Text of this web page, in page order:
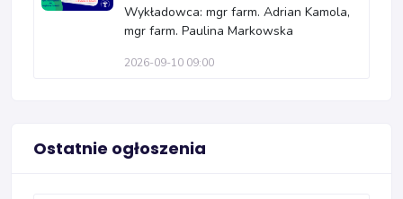
Wykładowca: mgr farm. Adrian Kamola,
mgr farm. Paulina Markowska
2026-09-10 09:00
Ostatnie ogłoszenia